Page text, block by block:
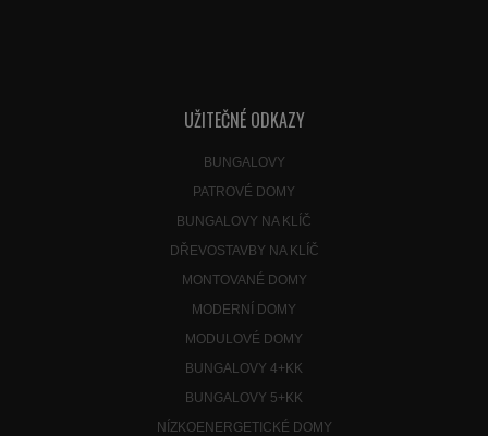
UŽITEČNÉ ODKAZY
BUNGALOVY
PATROVÉ DOMY
BUNGALOVY NA KLÍČ
DŘEVOSTAVBY NA KLÍČ
MONTOVANÉ DOMY
MODERNÍ DOMY
MODULOVÉ DOMY
BUNGALOVY 4+KK
BUNGALOVY 5+KK
NÍZKOENERGETICKÉ DOMY